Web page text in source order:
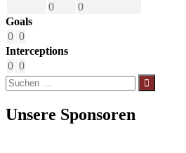
0
0
Goals
0 0
Interceptions
0 0
Suchen
nach:
Unsere Sponsoren